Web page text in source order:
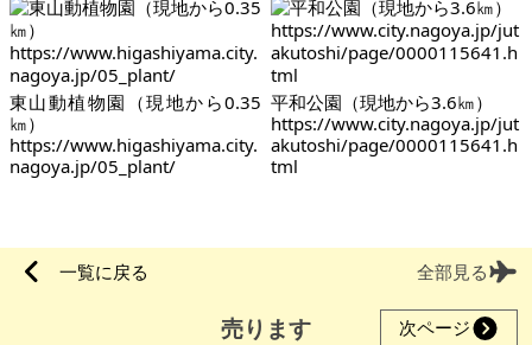
東山動植物園（現地から0.35
㎞）
https://www.higashiyama.city.
nagoya.jp/05_plant/
平和公園（現地から3.6㎞）
https://www.city.nagoya.jp/jut
akutoshi/page/0000115641.h
tml
一覧に戻る 全部見る
売ります 次ページ